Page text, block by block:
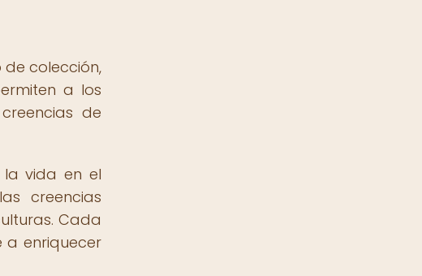
colección,
a los
de
la vida en el
creencias
Cada
a enriquecer